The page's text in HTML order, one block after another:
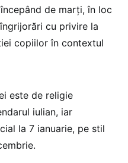
de marţi, în loc
cu privire la
copiilor în contextul
este de religie
iulian, iar
la 7 ianuarie, pe stil